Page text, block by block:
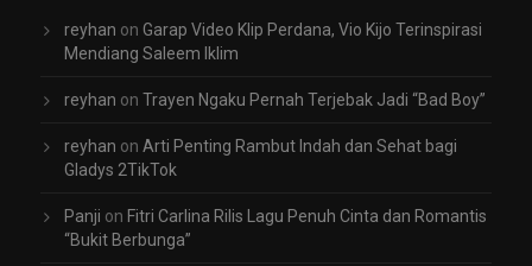
reyhan on Garap Video Klip Perdana, Vio Kijo Terinspirasi
Mendiang Saleem Iklim
reyhan on Trayen Ngaku Pernah Terjebak Jadi “Bad Boy”
reyhan on Arti Penting Rambut Indah dan Sehat bagi
Gladys 2TikTok
Panji on Fitri Carlina Rilis Lagu Penuh Cinta dan Romantis
“Bukit Berbunga”